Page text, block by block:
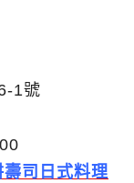
1號
司日式料理